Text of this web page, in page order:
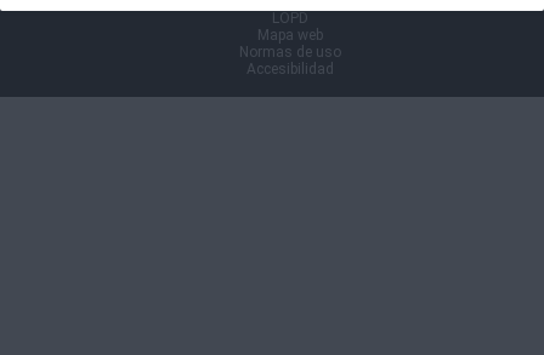
LOPD
Mapa web
Normas de uso
Accesibilidad